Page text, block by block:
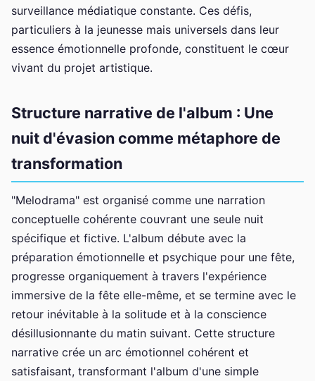
surveillance médiatique constante. Ces défis,
particuliers à la jeunesse mais universels dans leur
essence émotionnelle profonde, constituent le cœur
vivant du projet artistique.
Structure narrative de l'album : Une
nuit d'évasion comme métaphore de
transformation
"Melodrama" est organisé comme une narration
conceptuelle cohérente couvrant une seule nuit
spécifique et fictive. L'album débute avec la
préparation émotionnelle et psychique pour une fête,
progresse organiquement à travers l'expérience
immersive de la fête elle-même, et se termine avec le
retour inévitable à la solitude et à la conscience
désillusionnante du matin suivant. Cette structure
narrative crée un arc émotionnel cohérent et
satisfaisant, transformant l'album d'une simple